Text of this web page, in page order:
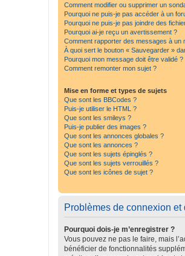
Comment modifier ou supprimer un
Pourquoi ne puis-je pas accéder à un
Pourquoi ne puis-je pas joindre des
Pourquoi ai-je reçu un avertissement ?
Comment rapporter des messages à un
À quoi sert le bouton « Sauvegarder »
Pourquoi mon message doit être validé ?
Comment remonter mon sujet ?
Mise en forme et types de sujets
Que sont les BBCodes ?
Puis-je utiliser le HTML ?
Que sont les smileys ?
Puis-je publier des images ?
Que sont les annonces globales ?
Que sont les annonces ?
Que sont les sujets épinglés ?
Que sont les sujets verrouillés ?
Que sont les icônes de sujet ?
Problèmes de connexion et
Pourquoi dois-je m’enregistrer ?
Vous pouvez ne pas le faire, mais
bénéficier de fonctionnalités